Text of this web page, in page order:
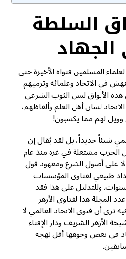
السلطة
المسلمين فتواه الأخيرة حتى
في الاتحاد وعلمائه وترميهم
هذه الأبواق لبس الثوب الشرعي
لسان أهل العلم وألفاظهم،
لهم مما يكسبون!
شيئاً جديداً، بل لقد يُقال إن
الحرب مشتعلة في غزة منذ عام
على أصول الشرع ومعهود قول
طبيعي لفتاوى المؤسسات
وللتدليل على هذا فقد
هذا لفتاوى الأزهر
أن فتوى الاتحاد العالمي لا
الأزهر الشريف ودار الإفتاء
في بعض وجوهها أقل لهجة